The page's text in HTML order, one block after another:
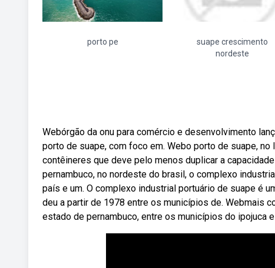
porto pe
suape crescimento
nordeste
Webórgão da onu para comércio e desenvolvimento
porto de suape, com foco em. Webo porto de suape,
contêineres que deve pelo menos duplicar a
pernambuco, no nordeste do brasil, o complexo
país e um. O complexo industrial portuário de suape é
deu a partir de 1978 entre os municípios de. Webmais
estado de pernambuco, entre os municípios do ipojuca